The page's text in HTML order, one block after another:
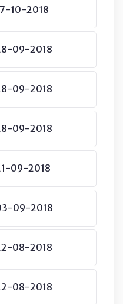
10-2018
09-2018
09-2018
09-2018
09-2018
09-2018
08-2018
08-2018